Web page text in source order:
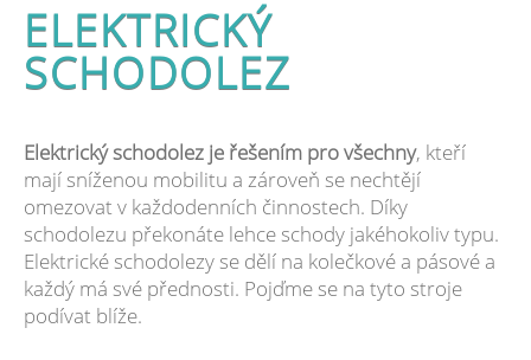
ELEKTRICKÝ
SCHODOLEZ
Elektrický schodolez je řešením pro všechny, kteří
mají sníženou mobilitu a zároveň se nechtějí
omezovat v každodenních činnostech. Díky
schodolezu překonáte lehce schody jakéhokoliv typu.
Elektrické schodolezy se dělí na kolečkové a pásové a
každý má své přednosti. Pojďme se na tyto stroje
podívat blíže.